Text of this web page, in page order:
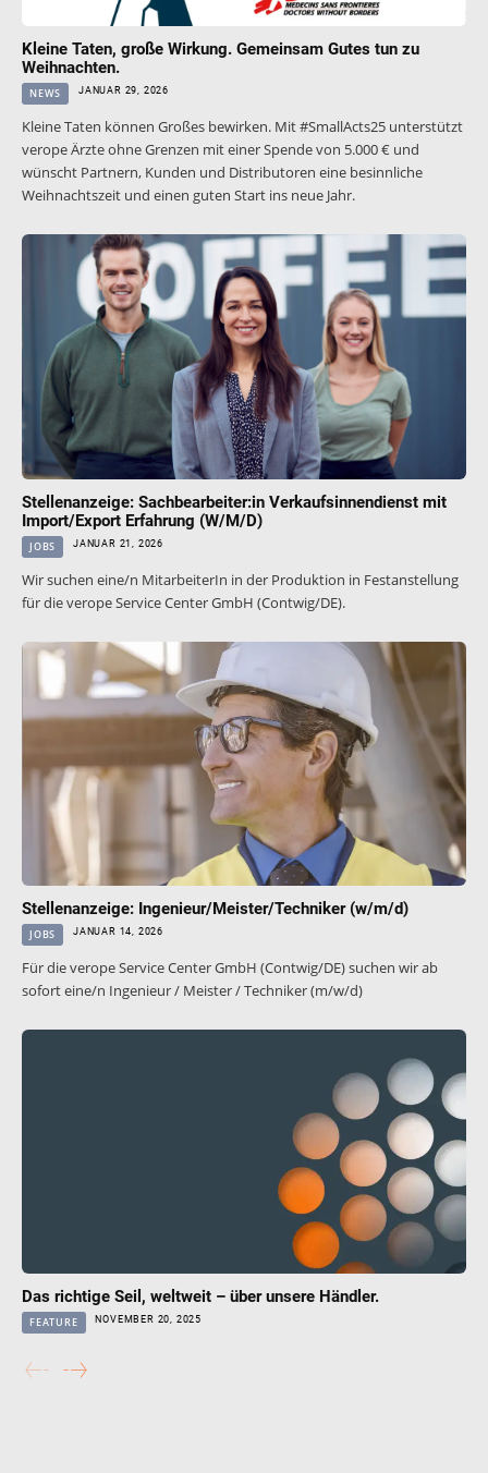
Kleine Taten, große Wirkung. Gemeinsam Gutes tun zu
Weihnachten.
NEWS JANUAR 29, 2026
Kleine Taten können Großes bewirken. Mit #SmallActs25 unterstützt
verope Ärzte ohne Grenzen mit einer Spende von 5.000 € und
wünscht Partnern, Kunden und Distributoren eine besinnliche
Weihnachtszeit und einen guten Start ins neue Jahr.
Stellenanzeige: Sachbearbeiter:in Verkaufsinnendienst mit
Import/Export Erfahrung (W/M/D)
JOBS JANUAR 21, 2026
Wir suchen eine/n MitarbeiterIn in der Produktion in Festanstellung
für die verope Service Center GmbH (Contwig/DE).
Stellenanzeige: Ingenieur/Meister/Techniker (w/m/d)
JOBS JANUAR 14, 2026
Für die verope Service Center GmbH (Contwig/DE) suchen wir ab
sofort eine/n Ingenieur / Meister / Techniker (m/w/d)
Das richtige Seil, weltweit – über unsere Händler.
FEATURE NOVEMBER 20, 2025